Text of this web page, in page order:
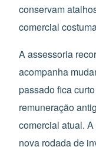
conservam
comercial
A assessoria
acompanha
passado fica
remuneração
comercial atual.
nova rodada de